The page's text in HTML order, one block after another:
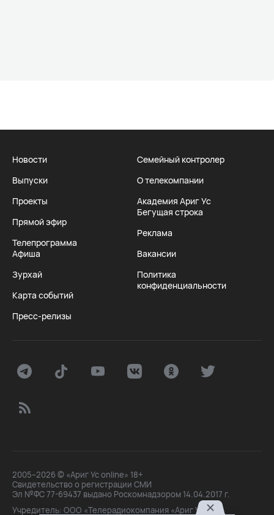
Новости
Выпуски
Проекты
Прямой эфир
Телепрограмма
Афиша
Зурхай
Карта событий
Пресс-релизы
Семейный контролер
О телекомпании
Академия Ариг Ус
Бегущая строка
Реклама
Вакансии
Политика
конфиденциальности
2005–2026 © «Ариг Ус online» 18+
Свидетельство о регистрации СМИ
Эл №ФС 77-69437 выдано Роскомнадзором 14.04.2017 г.
Учредитель: ООО «Телерадиокомпания «Ариг Ус»,